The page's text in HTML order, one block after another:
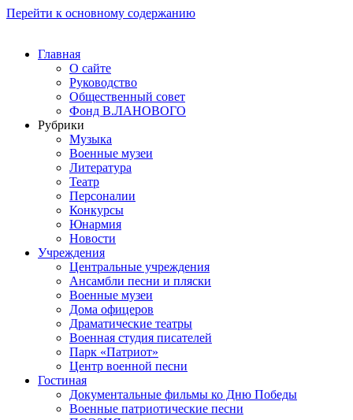
Перейти к основному содержанию
Главная
О сайте
Руководство
Общественный совет
Фонд В.ЛАНОВОГО
Рубрики
Музыка
Военные музеи
Литература
Театр
Персоналии
Конкурсы
Юнармия
Новости
Учреждения
Центральные учреждения
Ансамбли песни и пляски
Военные музеи
Дома офицеров
Драматические театры
Военная студия писателей
Парк «Патриот»
Центр военной песни
Гостиная
Документальные фильмы ко Дню Победы
Военные патриотические песни